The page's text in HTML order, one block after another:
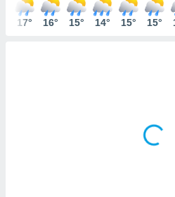
stellen.
die
EINSTELLUNGEN
17° 16° 15° 14° 15° 15°